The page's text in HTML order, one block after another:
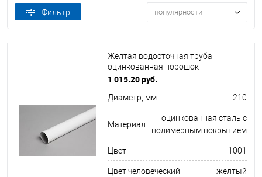
Фильтр популярности
Желтая водосточная труба
оцинкованная порошок
ф210х1250мм RAL 1001
1 015.20 руб.
Диаметр, мм 210
Материал
оцинкованная сталь с
полимерным покрытием
Цвет 1001
Цвет человеческий желтый